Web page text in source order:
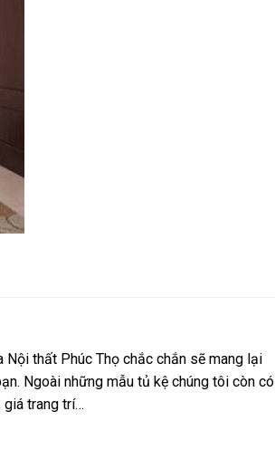
thất Phúc Thọ chắc chắn sẽ mang lại
Ngoài những mẫu tủ kệ chúng tôi còn có
giá trang trí…